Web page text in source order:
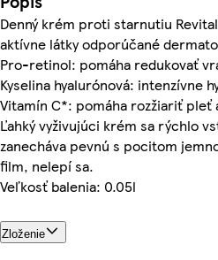
Denný krém proti starnutiu
aktívne látky odporúčané
Pro-retinol: pomáha redukovať
Kyselina hyalurónová: intenzívne
Vitamín C*: pomáha rozžiariť
Ľahký vyživujúci krém sa rýchlo
zanecháva pevnú s pocitom
film, nelepí sa.
Veľkosť balenia: 0.05l
Zloženie